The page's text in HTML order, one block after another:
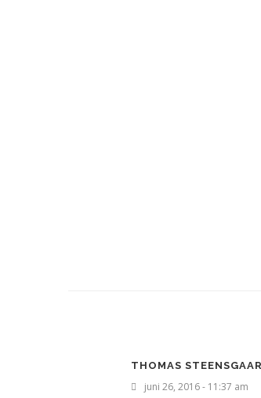
THOMAS
juni 26, 2016 - 11:37 am